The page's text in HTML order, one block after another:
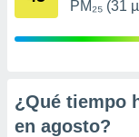
su
en
PM₂₅ (31
¿Qué tiempo
en agosto?